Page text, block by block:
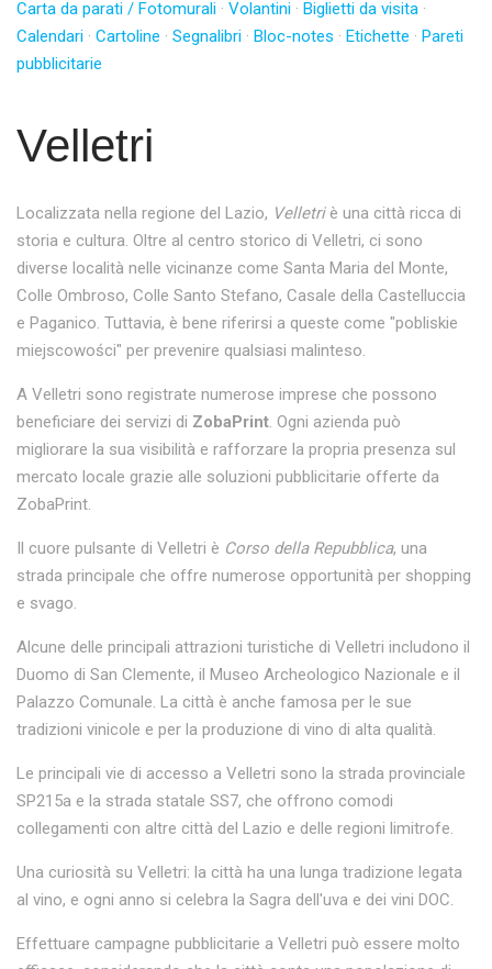
Carta da parati / Fotomurali · Volantini · Biglietti da visita ·
Calendari · Cartoline · Segnalibri · Bloc-notes · Etichette · Pareti
pubblicitarie
Velletri
Localizzata nella regione del Lazio, Velletriè una città ricca di
storia e cultura. Oltre al centro storico di Velletri, ci sono
diverse località nelle vicinanze come Santa Maria del Monte,
Colle Ombroso, Colle Santo Stefano, Casale della Castelluccia
e Paganico. Tuttavia, è bene riferirsi a queste come "pobliskie
miejscowości" per prevenire qualsiasi malinteso.
A Velletri sono registrate numerose imprese che possono
beneficiare dei servizi di ZobaPrint. Ogni azienda può
migliorare la sua visibilità e rafforzare la propria presenza sul
mercato locale grazie alle soluzioni pubblicitarie offerte da
ZobaPrint.
Il cuore pulsante di Velletri è Corso della Repubblica, una
strada principale che offre numerose opportunità per shopping
e svago.
Alcune delle principali attrazioni turistiche di Velletri includono il
Duomo di San Clemente, il Museo Archeologico Nazionale e il
Palazzo Comunale. La città è anche famosa per le sue
tradizioni vinicole e per la produzione di vino di alta qualità.
Le principali vie di accesso a Velletri sono la strada provinciale
SP215a e la strada statale SS7, che offrono comodi
collegamenti con altre città del Lazio e delle regioni limitrofe.
Una curiosità su Velletri: la città ha una lunga tradizione legata
al vino, e ogni anno si celebra la Sagra dell'uva e dei vini DOC.
Effettuare campagne pubblicitarie a Velletri può essere molto